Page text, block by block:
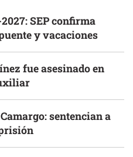
SEP confirma
y vacaciones
fue asesinado en
sentencian a